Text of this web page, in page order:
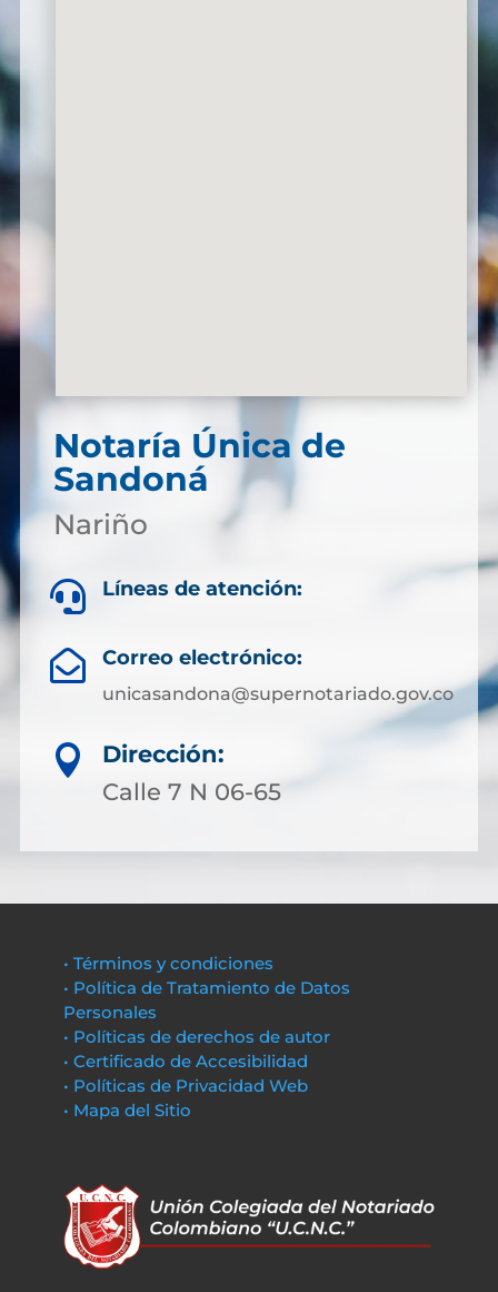
Notaría Única de
Sandoná
Nariño
 Líneas de atención:
 Correo electrónico:
unicasandona@supernotariado.gov.co

Dirección:
Calle 7 N 06-65
• Términos y condiciones
• Política de Tratamiento de Datos
Personales
• Políticas de derechos de autor
• Certificado de Accesibilidad
• Políticas de Privacidad Web
• Mapa del Sitio